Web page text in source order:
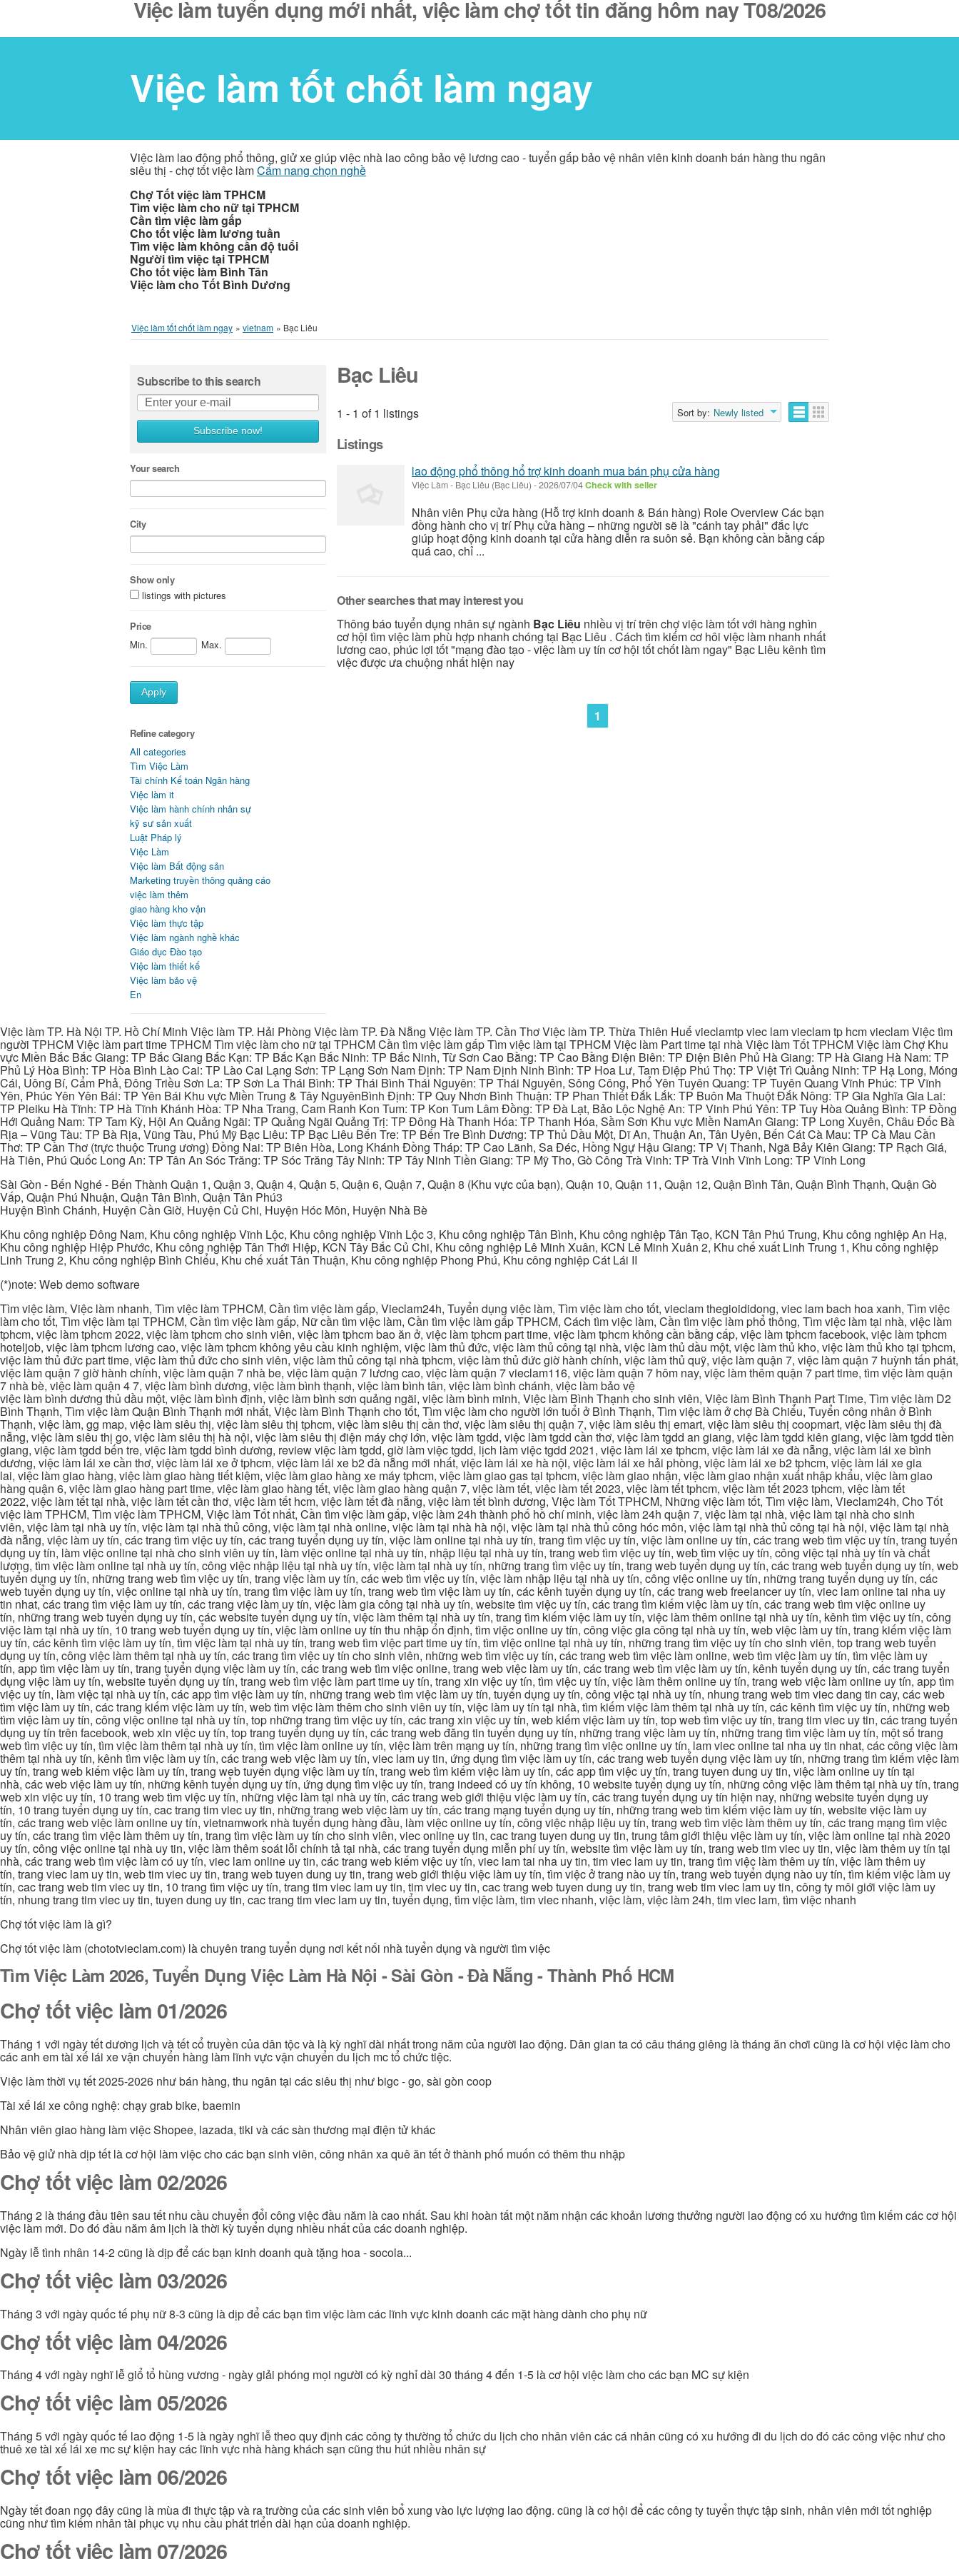
Việc làm tuyển dụng mới nhất, việc làm chợ tốt tin đăng hôm nay T08/2026
Việc làm tốt chốt làm ngay
Việc làm lao động phổ thông, giử xe giúp việc nhà lao công bảo vệ lương cao - tuyển gấp bảo vệ nhân viên kinh doanh bán hàng thu ngân
siêu thị - chợ tốt việc làmCẩm nang chọn nghề
Chợ Tốt việc làm TPHCM
Tìm việc làm cho nữ tại TPHCM
Cần tìm việc làm gấp
Cho tốt việc làm lương tuần
Tìm việc làm không cần độ tuổi
Người tìm việc tại TPHCM
Cho tốt việc làm Bình Tân
Việc làm cho Tốt Bình Dương
Việc làm tốt chốt làm ngay » vietnam » Bạc Liêu
Subscribe to this search
Subscribe now!
Your search
City
Show only
listings with pictures
Price
Min.
Max.
Apply
Refine category
All categories
Tìm Việc Làm
Tài chính Kế toán Ngân hàng
Việc làm it
Việc làm hành chính nhân sự
kỹ sư sản xuất
Luật Pháp lý
Việc Làm
Việc làm Bất động sản
Marketing truyền thông quảng cáo
việc làm thêm
giao hàng kho vận
Việc làm thực tập
Việc làm ngành nghề khác
Giáo dục Đào tạo
Việc làm thiết kế
Việc làm bảo vệ
En
Bạc Liêu
1 - 1 of 1 listings Sort by: Newly listed
Listings
lao động phổ thông hổ trợ kinh doanh mua bán phụ cửa hàng
Việc Làm- Bạc Liêu (Bạc Liêu) -2026/07/04Check with seller
Nhân viên Phụ cửa hàng (Hỗ trợ kinh doanh & Bán hàng) Role Overview Các bạn
đồng hành cho vị trí Phụ cửa hàng – những người sẽ là "cánh tay phải" đắc lực
giúp hoạt động kinh doanh tại cửa hàng diễn ra suôn sẻ. Bạn không cần bằng cấp
quá cao, chỉ ...
Other searches that may interest you
Thông báo tuyển dụng nhân sự ngành Bạc Liêu nhiều vị trí trên chợ việc làm tốt với hàng nghìn
cơ hội tìm việc làm phù hợp nhanh chóng tại Bạc Liêu . Cách tìm kiếm cơ hôi việc làm nhanh nhất
lương cao, phúc lợi tốt "mạng đào tạo - việc làm uy tín cơ hội tốt chốt làm ngay" Bạc Liêu kênh tìm
việc được ưa chuộng nhất hiện nay
1
Việc làm TP. Hà Nội TP. Hồ Chí Minh Việc làm TP. Hải Phòng Việc làm TP. Đà Nẵng Việc làm TP. Cần Thơ Việc làm TP. Thừa Thiên Huế vieclamtp viec lam vieclam tp hcm vieclam Việc tìm
người TPHCM Việc làm part time TPHCM Tìm việc làm cho nữ tại TPHCM Cần tìm việc làm gấp Tìm việc làm tại TPHCM Việc làm Part time tại nhà Việc làm Tốt TPHCM Việc làm Chợ Khu
vực Miền Bắc Bắc Giang: TP Bắc Giang Bắc Kạn: TP Bắc Kạn Bắc Ninh: TP Bắc Ninh, Từ Sơn Cao Bằng: TP Cao Bằng Điện Biên: TP Điện Biên Phủ Hà Giang: TP Hà Giang Hà Nam: TP
Phủ Lý Hòa Bình: TP Hòa Bình Lào Cai: TP Lào Cai Lạng Sơn: TP Lạng Sơn Nam Định: TP Nam Định Ninh Bình: TP Hoa Lư, Tam Điệp Phú Thọ: TP Việt Trì Quảng Ninh: TP Hạ Long, Móng
Cái, Uông Bí, Cẩm Phả, Đông Triều Sơn La: TP Sơn La Thái Bình: TP Thái Bình Thái Nguyên: TP Thái Nguyên, Sông Công, Phổ Yên Tuyên Quang: TP Tuyên Quang Vĩnh Phúc: TP Vĩnh
Yên, Phúc Yên Yên Bái: TP Yên Bái Khu vực Miền Trung & Tây NguyênBình Định: TP Quy Nhơn Bình Thuận: TP Phan Thiết Đắk Lắk: TP Buôn Ma Thuột Đắk Nông: TP Gia Nghĩa Gia Lai:
TP Pleiku Hà Tĩnh: TP Hà Tĩnh Khánh Hòa: TP Nha Trang, Cam Ranh Kon Tum: TP Kon Tum Lâm Đồng: TP Đà Lạt, Bảo Lộc Nghệ An: TP Vinh Phú Yên: TP Tuy Hòa Quảng Bình: TP Đồng
Hới Quảng Nam: TP Tam Kỳ, Hội An Quảng Ngãi: TP Quảng Ngãi Quảng Trị: TP Đông Hà Thanh Hóa: TP Thanh Hóa, Sầm Sơn Khu vực Miền NamAn Giang: TP Long Xuyên, Châu Đốc Bà
Rịa – Vũng Tàu: TP Bà Rịa, Vũng Tàu, Phú Mỹ Bạc Liêu: TP Bạc Liêu Bến Tre: TP Bến Tre Bình Dương: TP Thủ Dầu Một, Dĩ An, Thuận An, Tân Uyên, Bến Cát Cà Mau: TP Cà Mau Cần
Thơ: TP Cần Thơ (trực thuộc Trung ương) Đồng Nai: TP Biên Hòa, Long Khánh Đồng Tháp: TP Cao Lãnh, Sa Đéc, Hồng Ngự Hậu Giang: TP Vị Thanh, Ngã Bảy Kiên Giang: TP Rạch Giá,
Hà Tiên, Phú Quốc Long An: TP Tân An Sóc Trăng: TP Sóc Trăng Tây Ninh: TP Tây Ninh Tiền Giang: TP Mỹ Tho, Gò Công Trà Vinh: TP Trà Vinh Vĩnh Long: TP Vĩnh Long
Sài Gòn - Bến Nghé - Bến Thành Quận 1, Quận 3, Quận 4, Quận 5, Quận 6, Quận 7, Quận 8 (Khu vực của bạn), Quận 10, Quận 11, Quận 12, Quận Bình Tân, Quận Bình Thạnh, Quận Gò
Vấp, Quận Phú Nhuận, Quận Tân Bình, Quận Tân Phú3
Huyện Bình Chánh, Huyện Cần Giờ, Huyện Củ Chi, Huyện Hóc Môn, Huyện Nhà Bè
Khu công nghiệp Đông Nam, Khu công nghiệp Vĩnh Lộc, Khu công nghiệp Vĩnh Lộc 3, Khu công nghiệp Tân Bình, Khu công nghiệp Tân Tạo, KCN Tân Phú Trung, Khu công nghiệp An Hạ,
Khu công nghiệp Hiệp Phước, Khu công nghiệp Tân Thới Hiệp, KCN Tây Bắc Củ Chi, Khu công nghiệp Lê Minh Xuân, KCN Lê Minh Xuân 2, Khu chế xuất Linh Trung 1, Khu công nghiệp
Linh Trung 2, Khu công nghiệp Bình Chiểu, Khu chế xuất Tân Thuận, Khu công nghiệp Phong Phú, Khu công nghiệp Cát Lái II
(*)note: Web demo software
Tìm việc làm, Việc làm nhanh, Tìm việc làm TPHCM, Cần tìm việc làm gấp, Vieclam24h, Tuyển dụng việc làm, Tìm việc làm cho tốt, vieclam thegioididong, viec lam bach hoa xanh, Tìm việc
làm cho tốt, Tìm việc làm tại TPHCM, Cần tìm việc làm gấp, Nữ cần tìm việc làm, Cần tìm việc làm gấp TPHCM, Cách tìm việc làm, Cần tìm việc làm phổ thông, Tìm việc làm tại nhà, việc làm
tphcm, việc làm tphcm 2022, việc làm tphcm cho sinh viên, việc làm tphcm bao ăn ở, việc làm tphcm part time, việc làm tphcm không cần bằng cấp, việc làm tphcm facebook, việc làm tphcm
hoteljob, việc làm tphcm lương cao, việc làm tphcm không yêu cầu kinh nghiệm, việc làm thủ đức, việc làm thủ công tại nhà, việc làm thủ dầu một, việc làm thủ kho, việc làm thủ kho tại tphcm,
việc làm thủ đức part time, việc làm thủ đức cho sinh viên, việc làm thủ công tại nhà tphcm, việc làm thủ đức giờ hành chính, việc làm thủ quỹ, việc làm quận 7, việc làm quận 7 huỳnh tấn phát,
việc làm quận 7 giờ hành chính, việc làm quận 7 nhà be, việc làm quận 7 lương cao, việc làm quận 7 vieclam116, việc làm quận 7 hôm nay, việc làm thêm quận 7 part time, tìm việc làm quận
7 nhà bè, việc làm quận 4 7, việc làm bình dương, việc làm bình thạnh, việc làm bình tân, việc làm bình chánh, việc làm bảo vệ
việc làm bình dương thủ dầu một, việc làm bình định, việc làm bình sơn quảng ngãi, việc làm bình minh, Việc làm Bình Thạnh cho sinh viên, Việc làm Bình Thạnh Part Time, Tìm việc làm D2
Bình Thạnh, Tìm việc làm Quận Bình Thạnh mới nhất, Việc làm Bình Thạnh cho tốt, Tìm việc làm cho người lớn tuổi ở Bình Thạnh, Tìm việc làm ở chợ Bà Chiểu, Tuyển công nhân ở Bình
Thạnh, việc làm, gg map, việc làm siêu thị, việc làm siêu thị tphcm, việc làm siêu thị cần thơ, việc làm siêu thị quận 7, việc làm siêu thị emart, việc làm siêu thị coopmart, việc làm siêu thị đà
nẵng, việc làm siêu thị go, việc làm siêu thị hà nội, việc làm siêu thị điện máy chợ lớn, việc làm tgdd, việc làm tgdd cần thơ, việc làm tgdd an giang, việc làm tgdd kiên giang, việc làm tgdd tiền
giang, việc làm tgdd bến tre, việc làm tgdd bình dương, review việc làm tgdd, giờ làm việc tgdd, lịch làm việc tgdd 2021, việc làm lái xe tphcm, việc làm lái xe đà nẵng, việc làm lái xe bình
dương, việc làm lái xe cần thơ, việc làm lái xe ở tphcm, việc làm lái xe b2 đà nẵng mới nhất, việc làm lái xe hà nội, việc làm lái xe hải phòng, việc làm lái xe b2 tphcm, việc làm lái xe gia
lai, việc làm giao hàng, việc làm giao hàng tiết kiệm, việc làm giao hàng xe máy tphcm, việc làm giao gas tại tphcm, việc làm giao nhận, việc làm giao nhận xuất nhập khẩu, việc làm giao
hàng quận 6, việc làm giao hàng part time, việc làm giao hàng tết, việc làm giao hàng quận 7, việc làm tết, việc làm tết 2023, việc làm tết tphcm, việc làm tết 2023 tphcm, việc làm tết
2022, việc làm tết tại nhà, việc làm tết cần thơ, việc làm tết hcm, việc làm tết đà nẵng, việc làm tết bình dương, Việc làm Tốt TPHCM, Những việc làm tốt, Tìm việc làm, Vieclam24h, Cho Tốt
việc làm TPHCM, Tìm việc làm TPHCM, Việc làm Tốt nhất, Cần tìm việc làm gấp, việc làm 24h thành phố hồ chí minh, việc làm 24h quận 7, việc làm tại nhà, việc làm tại nhà cho sinh
viên, việc làm tại nhà uy tín, việc làm tại nhà thủ công, việc làm tại nhà online, việc làm tại nhà hà nội, việc làm tại nhà thủ công hóc môn, việc làm tại nhà thủ công tại hà nội, việc làm tại nhà
đà nẵng, việc làm uy tín, các trang tìm việc uy tín, các trang tuyển dụng uy tín, việc làm online tại nhà uy tín, trang tìm việc uy tín, việc làm online uy tín, các trang web tìm việc uy tín, trang tuyển
dụng uy tín, làm việc online tại nhà cho sinh viên uy tín, làm việc online tại nhà uy tín, nhập liệu tại nhà uy tín, trang web tìm việc uy tín, web tìm việc uy tín, công việc tại nhà uy tín và chất
lượng, tìm việc làm online tại nhà uy tín, công việc nhập liệu tại nhà uy tín, việc làm tại nhà uy tín, những trang tìm việc uy tín, trang web tuyển dụng uy tín, các trang web tuyển dụng uy tín, web
tuyển dụng uy tín, những trang web tìm việc uy tín, trang việc làm uy tín, các web tìm việc uy tín, việc làm nhập liệu tại nhà uy tín, công việc online uy tín, những trang tuyển dụng uy tín, các
web tuyển dụng uy tín, việc online tại nhà uy tín, trang tìm việc làm uy tín, trang web tìm việc làm uy tín, các kênh tuyển dụng uy tín, các trang web freelancer uy tín, viec lam online tai nha uy
tin nhat, các trang tìm việc làm uy tín, các trang việc làm uy tín, việc làm gia công tại nhà uy tín, website tìm việc uy tín, các trang tìm kiếm việc làm uy tín, các trang web tìm việc online uy
tín, những trang web tuyển dụng uy tín, các website tuyển dụng uy tín, việc làm thêm tại nhà uy tín, trang tìm kiếm việc làm uy tín, việc làm thêm online tại nhà uy tín, kênh tìm việc uy tín, công
việc làm tại nhà uy tín, 10 trang web tuyển dụng uy tín, việc làm online uy tín thu nhập ổn định, tìm việc online uy tín, công việc gia công tại nhà uy tín, web việc làm uy tín, trang kiếm việc làm
uy tín, các kênh tìm việc làm uy tín, tìm việc làm tại nhà uy tín, trang web tìm việc part time uy tín, tìm việc online tại nhà uy tín, những trang tìm việc uy tín cho sinh viên, top trang web tuyển
dụng uy tín, công việc làm thêm tại nhà uy tín, các trang tìm việc uy tín cho sinh viên, những web tìm việc uy tín, các trang web tìm việc làm online, web tìm việc làm uy tín, tìm việc làm uy
tín, app tìm việc làm uy tín, trang tuyển dụng việc làm uy tín, các trang web tìm việc online, trang web việc làm uy tín, các trang web tìm việc làm uy tín, kênh tuyển dụng uy tín, các trang tuyển
dụng việc làm uy tín, website tuyển dụng uy tín, trang web tìm việc làm part time uy tín, trang xin việc uy tín, tìm việc uy tín, việc làm thêm online uy tín, trang web việc làm online uy tín, app tìm
việc uy tín, làm việc tại nhà uy tín, các app tìm việc làm uy tín, những trang web tìm việc làm uy tín, tuyển dụng uy tín, công việc tại nhà uy tín, nhung trang web tim viec dang tin cay, các web
tìm việc làm uy tín, các trang kiếm việc làm uy tín, web tìm việc làm thêm cho sinh viên uy tín, việc làm uy tín tại nhà, tìm kiếm việc làm thêm tại nhà uy tín, các kênh tìm việc uy tín, những web
tìm việc làm uy tín, công việc online tại nhà uy tín, top những trang tìm việc uy tín, các trang xin việc uy tín, web kiếm việc làm uy tín, top web tìm việc uy tín, trang tim viec uy tin, các trang tuyển
dụng uy tín trên facebook, web xin việc uy tín, top trang tuyển dụng uy tín, các trang web đăng tin tuyển dụng uy tín, những trang việc làm uy tín, những trang tìm việc làm uy tín, một số trang
web tìm việc uy tín, tìm việc làm thêm tại nhà uy tín, tìm việc làm online uy tín, việc làm trên mạng uy tín, những trang tìm việc online uy tín, lam viec online tai nha uy tin nhat, các công việc làm
thêm tại nhà uy tín, kênh tìm việc làm uy tín, các trang web việc làm uy tín, viec lam uy tin, ứng dụng tìm việc làm uy tín, các trang web tuyển dụng việc làm uy tín, những trang tìm kiếm việc làm
uy tín, trang web kiếm việc làm uy tín, trang web tuyển dụng việc làm uy tín, trang web tìm kiếm việc làm uy tín, các app tìm việc uy tín, trang tuyen dung uy tin, việc làm online uy tín tại
nhà, các web việc làm uy tín, những kênh tuyển dụng uy tín, ứng dụng tìm việc uy tín, trang indeed có uy tín không, 10 website tuyển dụng uy tín, những công việc làm thêm tại nhà uy tín, trang
web xin việc uy tín, 10 trang web tìm việc uy tín, những việc làm tại nhà uy tín, các trang web giới thiệu việc làm uy tín, các trang tuyển dụng uy tín hiện nay, những website tuyển dụng uy
tín, 10 trang tuyển dụng uy tín, cac trang tim viec uy tin, những trang web việc làm uy tín, các trang mạng tuyển dụng uy tín, những trang web tìm kiếm việc làm uy tín, website việc làm uy
tín, các trang web việc làm online uy tín, vietnamwork nhà tuyển dụng hàng đầu, làm việc online uy tín, công việc nhập liệu uy tín, trang web tìm việc làm thêm uy tín, các trang mạng tìm việc
uy tín, các trang tìm việc làm thêm uy tín, trang tìm việc làm uy tín cho sinh viên, viec online uy tin, cac trang tuyen dung uy tin, trung tâm giới thiệu việc làm uy tín, việc làm online tại nhà 2020
uy tín, công việc online tại nhà uy tin, việc làm thêm soát lỗi chính tả tại nhà, các trang tuyển dụng miễn phí uy tín, website tìm việc làm uy tín, trang web tim viec uy tin, việc làm thêm uy tín tại
nhà, các trang web tìm việc làm có uy tín, viec lam online uy tin, các trang web kiếm việc uy tín, viec lam tai nha uy tin, tim viec lam uy tin, trang tìm việc làm thêm uy tín, việc làm thêm uy
tín, trang viec lam uy tin, web tim viec uy tin, trang web tuyen dung uy tin, trang web giới thiệu việc làm uy tín, tìm việc ở trang nào uy tín, trang web tuyển dụng nào uy tín, tìm kiếm việc làm uy
tín, cac trang web tim viec uy tin, 10 trang tìm việc uy tín, trang tim viec lam uy tin, tim viec uy tin, cac trang web tuyen dung uy tin, trang web tim viec lam uy tin, công ty môi giới việc làm uy
tín, nhung trang tim viec uy tin, tuyen dung uy tin, cac trang tim viec lam uy tin, tuyển dụng, tìm việc làm, tim viec nhanh, việc làm, việc làm 24h, tim viec lam, tìm việc nhanh
Chợ tốt việc làm là gì?
Chợ tốt việc làm (chototvieclam.com) là chuyên trang tuyển dụng nơi kết nối nhà tuyển dụng và người tìm việc
Tìm Việc Làm 2026, Tuyển Dụng Việc Làm Hà Nội - Sài Gòn - Đà Nẵng - Thành Phố HCM
Chợ tốt việc làm 01/2026
Tháng 1 với ngày tết dương lịch và tết cổ truyền của dân tộc và là kỳ nghĩ dài nhất trong năm của người lao động. Dân gian ta có câu tháng giêng là tháng ăn chơi cũng là cơ hội việc làm cho
các anh em tài xế lái xe vận chuyển hàng làm lĩnh vực vận chuyển du lịch mc tổ chức tiệc.
Việc làm thời vụ tết 2025-2026 như bán hàng, thu ngân tại các siêu thị như bigc - go, sài gòn coop
Tài xế lái xe công nghệ: chạy grab bike, baemin
Nhân viên giao hàng làm việc Shopee, lazada, tiki và các sàn thương mại điện tử khác
Bảo vệ giử nhà dịp tết là cơ hội làm việc cho các bạn sinh viên, công nhân xa quê ăn tết ở thành phố muốn có thêm thu nhập
Chợ tốt việc làm 02/2026
Tháng 2 là tháng đầu tiên sau tết nhu cầu chuyển đổi công việc đầu năm là cao nhất. Sau khi hoàn tất một năm nhận các khoản lương thưởng người lao động có xu hướng tìm kiếm các cơ hội
việc làm mới. Do đó đầu năm âm lịch là thời kỳ tuyển dụng nhiều nhất của các doanh nghiệp.
Ngày lễ tình nhân 14-2 cũng là dịp để các bạn kinh doanh quà tặng hoa - socola...
Chợ tốt việc làm 03/2026
Tháng 3 với ngày quốc tế phụ nữ 8-3 cũng là dịp để các bạn tìm việc làm các lĩnh vực kinh doanh các mặt hàng dành cho phụ nữ
Chợ tốt việc làm 04/2026
Tháng 4 với ngày nghĩ lễ giổ tổ hùng vương - ngày giải phóng mọi người có kỳ nghỉ dài 30 tháng 4 đến 1-5 là cơ hội việc làm cho các bạn MC sự kiện
Chợ tốt việc làm 05/2026
Tháng 5 với ngày quốc tế lao động 1-5 là ngày nghĩ lễ theo quy định các công ty thường tổ chức du lịch cho nhân viên các cá nhân cũng có xu hướng đi du lịch do đó các công việc như cho
thuê xe tài xế lái xe mc sự kiện hay các lĩnh vực nhà hàng khách sạn cũng thu hút nhiều nhân sự
Chợ tốt việc làm 06/2026
Ngày tết đoan ngọ đây cũng là mùa đi thực tập và ra trường của các sinh viên bổ xung vào lực lượng lao động. cũng là cơ hội để các công ty tuyển thực tập sinh, nhân viên mới tốt nghiệp
cũng như tìm kiếm nhân tài phục vụ nhu cầu phát triển dài hạn của doanh nghiệp.
Chợ tốt việc làm 07/2026